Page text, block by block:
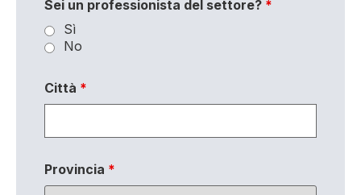
Sei un professionista del settore? *
Sì
No
Città *
Provincia *